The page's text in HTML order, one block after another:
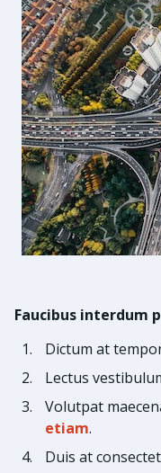
Faucibus interdum
Dictum at
Lectus
Volutpat
etiam.
Duis at